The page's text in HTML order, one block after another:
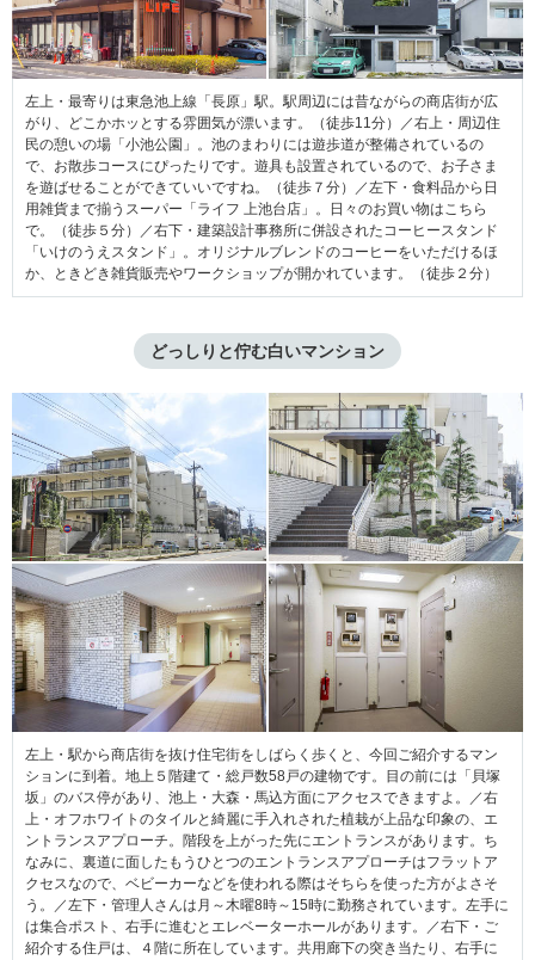
左上・最寄りは東急池上線「長原」駅。駅周辺には昔ながらの商店街が広
がり、どこかホッとする雰囲気が漂います。（徒歩11分）／右上・周辺住
民の憩いの場「小池公園」。池のまわりには遊歩道が整備されているの
で、お散歩コースにぴったりです。遊具も設置されているので、お子さま
を遊ばせることができていいですね。（徒歩７分）／左下・食料品から日
用雑貨まで揃うスーパー「ライフ 上池台店」。日々のお買い物はこちら
で。（徒歩５分）／右下・建築設計事務所に併設されたコーヒースタンド
「いけのうえスタンド」。オリジナルブレンドのコーヒーをいただけるほ
か、ときどき雑貨販売やワークショップが開かれています。（徒歩２分）
どっしりと佇む白いマンション
左上・駅から商店街を抜け住宅街をしばらく歩くと、今回ご紹介するマン
ションに到着。地上５階建て・総戸数58戸の建物です。目の前には「貝塚
坂」のバス停があり、池上・大森・馬込方面にアクセスできますよ。／右
上・オフホワイトのタイルと綺麗に手入れされた植栽が上品な印象の、エ
ントランスアプローチ。階段を上がった先にエントランスがあります。ち
なみに、裏道に面したもうひとつのエントランスアプローチはフラットア
クセスなので、ベビーカーなどを使われる際はそちらを使った方がよさそ
う。／左下・管理人さんは月～木曜8時～15時に勤務されています。左手に
は集合ポスト、右手に進むとエレベーターホールがあります。／右下・ご
紹介する住戸は、４階に所在しています。共用廊下の突き当たり、右手に